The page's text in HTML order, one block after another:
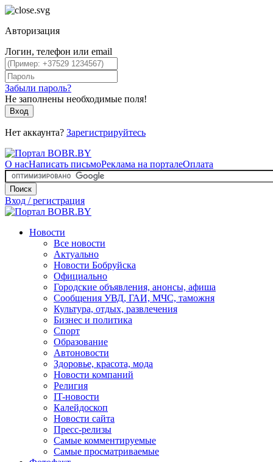
Авторизация
Логин, телефон или email
Забыли пароль?
Не заполнены необходимые поля!
Вход
Нет аккаунта? Зарегистрируйтесь
О насНаписать письмоРеклама на порталеОплата
Поиск
Вход / регистрация
Новости
Все новости
Актуально
Новости Бобруйска
Официально
Городские объявления, анонсы, афиша
Сообщения УВД, ГАИ, МЧС, таможня
Культура, отдых, развлечения
Бизнес и политика
Спорт
Образование
Автоновости
Здоровье, красота, мода
Новости компаний
Религия
IT-новости
Калейдоскоп
Новости сайта
Пресс-релизы
Самые комментируемые
Самые просматриваемые